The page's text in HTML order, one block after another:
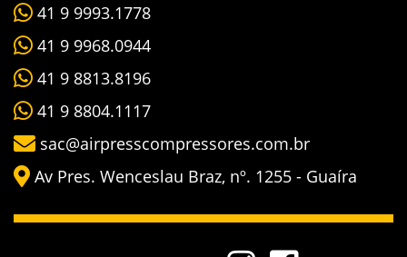
41 9 9993.1778
41 9 9968.0944
41 9 8813.8196
41 9 8804.1117
sac@airpresscompressores.com.br
Av Pres. Wenceslau Braz, nº. 1255 - Guaíra